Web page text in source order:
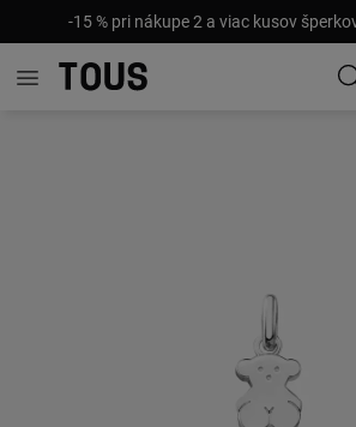
-15 % pri nákupe 2 a viac kusov